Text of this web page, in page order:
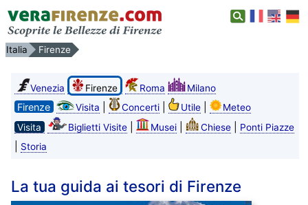
Italia Firenze
Venezia Firenze Roma Milano
Firenze Visita Concerti| Utile|
Meteo
Visita
Biglietti Visite| Musei| Chiese| Ponti Piazze
Storia
La tua guida ai tesori di Firenze